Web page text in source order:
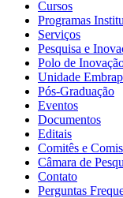
Cursos
Programas
Serviços
Pesquisa e
Polo de
Unidade
Pós-Graduação
Eventos
Documentos
Editais
Comitês e
Câmara de
Contato
Perguntas